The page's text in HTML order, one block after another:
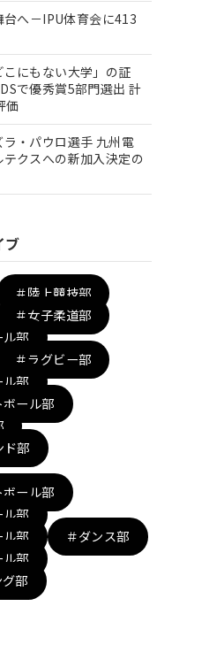
台へ－IPU体育会に413
こにもない大学」の証
で優秀賞5部門選出 計
価
ラ・パウロ選手 九州電
クスへの新加入決定の
ブ
＃陸上競技部
＃女子柔道部
ル部
＃ラグビー部
ル部
ール部
ド部
ール部
ル部
ル部
＃ダンス部
ル部
部